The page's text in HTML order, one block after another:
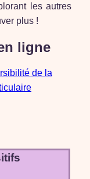
les autres
plus !
ligne
de la